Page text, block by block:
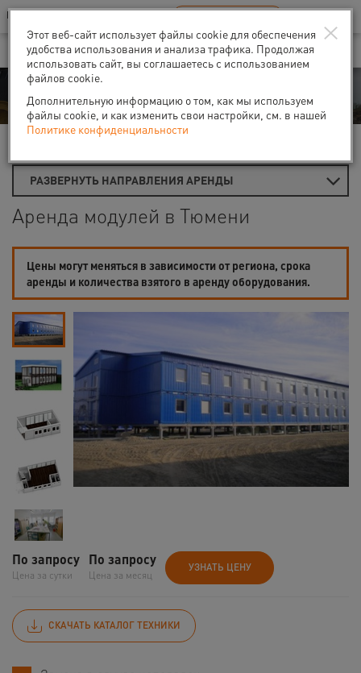
Ваш город:Тюмень
В Вашем регионе нет наших офисов RU EN
Аренда
РАЗВЕРНУТЬ НАПРАВЛЕНИЯ АРЕНДЫ
Аренда модулей в Тюмени
Цены могут меняться в зависимости от региона, срока
аренды и количества взятого в аренду оборудования.
По запросу
Цена за сутки
По запросу
Цена за месяц
УЗНАТЬ ЦЕНУ
СКАЧАТЬ КАТАЛОГ ТЕХНИКИ
×
Этот веб-сайт использует файлы cookie для обеспечения
удобства использования и анализа трафика. Продолжая
использовать сайт, вы соглашаетесь с использованием
файлов cookie.
Дополнительную информацию о том, как мы используем
файлы cookie, и как изменить свои настройки, см. в нашей
Политике конфиденциальности